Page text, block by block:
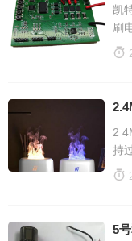
凯
刷
多

2
持
善
